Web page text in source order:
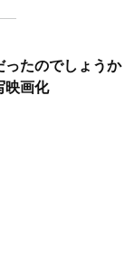
ったのでしょう
映画化